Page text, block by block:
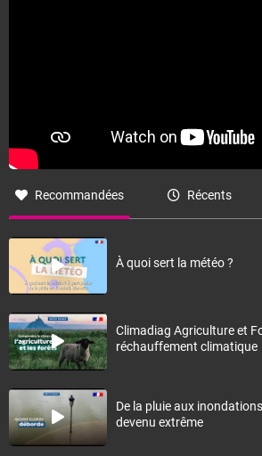
Recommandées Récents
À quoi sert la météo ?
Climadiag Agriculture et
réchauffement climatique
De la pluie aux
devenu extrême